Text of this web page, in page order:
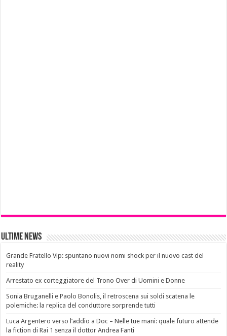
Ultime News
Grande Fratello Vip: spuntano nuovi nomi shock per il nuovo cast del
reality
Arrestato ex corteggiatore del Trono Over di Uomini e Donne
Sonia Bruganelli e Paolo Bonolis, il retroscena sui soldi scatena le
polemiche: la replica del conduttore sorprende tutti
Luca Argentero verso l’addio a Doc – Nelle tue mani: quale futuro attende
la fiction di Rai 1 senza il dottor Andrea Fanti